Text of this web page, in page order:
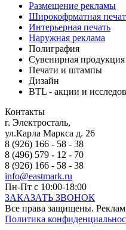
Размещение рекламы
Широкофрматная
Интерьерная печать
Наружная реклама
Полиграфия
Сувенирная продукция
Печати и штампы
Дизайн
BTL - акции и
Контакты
г. Электросталь,
ул.Карла Маркса д. 26
8 (926) 166 - 58 - 38
8 (496) 579 - 12 - 70
8 (926) 166 - 58 - 38
info@eastmark.ru
Пн-Пт с 10:00-18:00
ЗАКАЗАТЬ ЗВОНОК
Все права защищены.
Политика